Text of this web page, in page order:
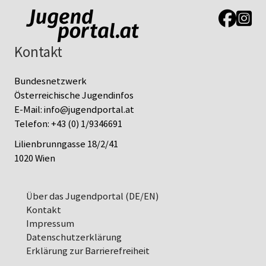
Link zur
Link
Kontakt
Bundesnetzwerk
Österreichische Jugendinfos
E-Mail:info@jugendportal.at
Telefon:+43 (0) 1/9346691
Lilienbrunngasse 18/2/41
1020 Wien
Über das Jugendportal (DE/EN)
Kontakt
Impressum
Datenschutz­erklärung
Erklärung zur Barrierefreiheit